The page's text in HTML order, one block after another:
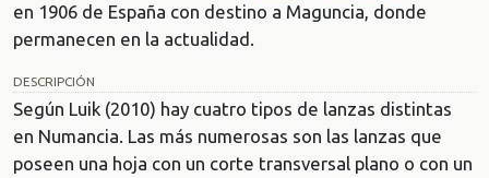
en 1906 de España con destino a Maguncia, donde
permanecen en la actualidad.
DESCRIPCIÓN
Según Luik (2010) hay cuatro tipos de lanzas distintas
en Numancia. Las más numerosas son las lanzas que
poseen una hoja con un corte transversal plano o con un